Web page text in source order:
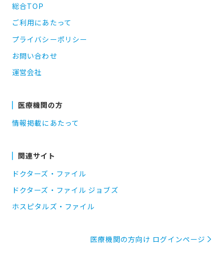
総合TOP
ご利用にあたって
プライバシーポリシー
お問い合わせ
運営会社
医療機関の方
情報掲載にあたって
関連サイト
ドクターズ・ファイル
ドクターズ・ファイル ジョブズ
ホスピタルズ・ファイル
医療機関の方向け ログインページ